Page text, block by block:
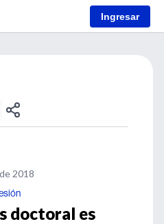
Ingresar
2018
doctoral es